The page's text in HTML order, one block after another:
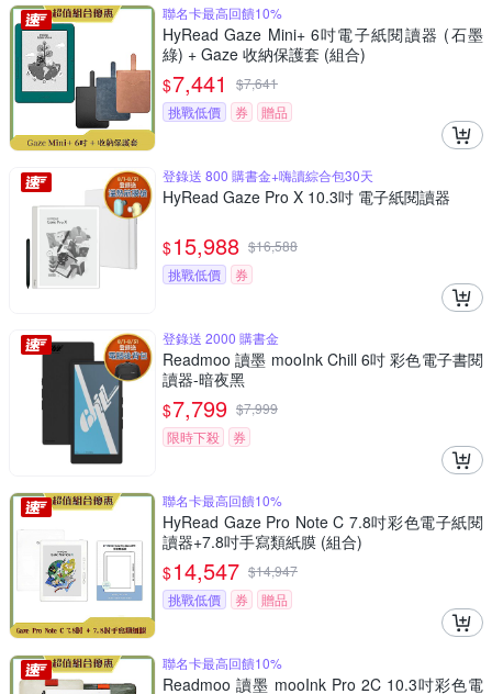
聯名卡最高回饋10%
HyRead Gaze Mini+ 6吋電子紙閱讀器 (石墨
綠) + Gaze 收納保護套 (組合)
$7,441 $7,641
挑戰低價
券 贈品
登錄送 800 購書金+嗨讀綜合包30天
HyRead Gaze Pro X 10.3吋 電子紙閱讀器
$15,988 $16,588
挑戰低價
券
登錄送 2000 購書金
Readmoo 讀墨 mooInk Chill 6吋 彩色電子書閱
讀器-暗夜黑
$7,799 $7,999
限時下殺
券
聯名卡最高回饋10%
HyRead Gaze Pro Note C 7.8吋彩色電子紙閱
讀器+7.8吋手寫類紙膜 (組合)
$14,547 $14,947
挑戰低價
券 贈品
聯名卡最高回饋10%
Readmoo 讀墨 mooInk Pro 2C 10.3吋彩色電